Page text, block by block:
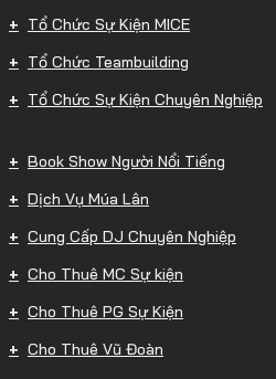
Tổ Chức Sự Kiện MICE
Tổ Chức Teambuilding
Tổ Chức Sự Kiện Chuyên Nghiệp
Book Show Người Nổi Tiếng
Dịch Vụ Múa Lân
Cung Cấp DJ Chuyên Nghiệp
Cho Thuê MC Sự kiện
Cho Thuê PG Sự Kiện
Cho Thuê Vũ Đoàn